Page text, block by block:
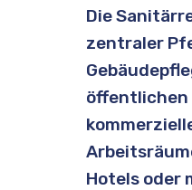
Die
zentraler
öffentlichen
Hotels oder